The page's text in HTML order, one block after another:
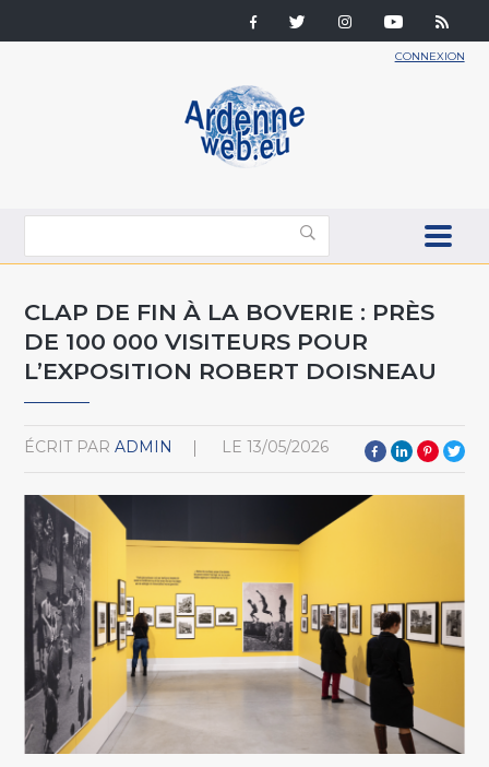
CONNEXION
CLAP DE FIN À LA BOVERIE : PRÈS
DE 100 000 VISITEURS POUR
L’EXPOSITION ROBERT DOISNEAU
ÉCRIT PAR ADMIN LE 13/05/2026